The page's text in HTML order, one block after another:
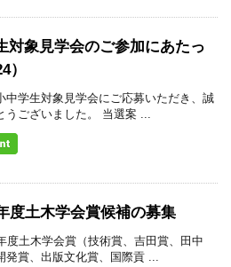
対象見学会のご参加にあたっ
）
中学生対象見学会にご応募いただき、誠
うございました。 当選案 ...
度土木学会賞候補の募集
度土木学会賞（技術賞、吉田賞、田中
発賞、出版文化賞、国際貢 ...